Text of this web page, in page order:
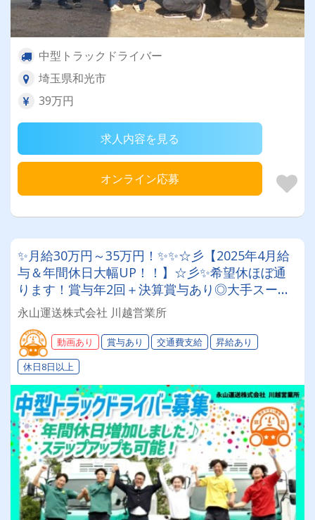
中型トラックドライバー
埼玉県和光市
39万円
求人内容を見る
オンライン応募
✨月給30万円～35万円！✨✨☆彡【2025年4月給
与＆年間休日大幅UP！！】☆彡✨希望休ほぼ通
ります！賞与年2回＋決算賞与あり◎大手スーパ
ーのお仕事で業績安定★
永山運送株式会社 川越営業所
動画あり 賞与あり 交通費支給
昇給あり
休日8日以上